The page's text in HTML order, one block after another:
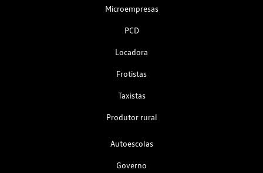
Microempresas
PCD
Locadora
Frotistas
Taxistas
Produtor rural
Autoescolas
Governo